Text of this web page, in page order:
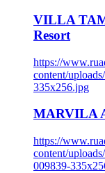
VILLA
Resort
https://
content/
335x256.jpg
MARVILA
https://
content/
009839-